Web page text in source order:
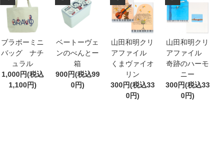
ブラボーミニ
バッグ ナチ
ュラル
1,000円(税込
1,100円)
ベートーヴェ
ンのべんとー
箱
900円(税込99
0円)
山田和明クリ
アファイル
くまヴァイオ
リン
300円(税込33
0円)
山田和明クリ
アファイル
奇跡のハーモ
ニー
300円(税込33
0円)